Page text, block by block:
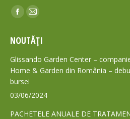
Find us on:
Facebook
opens
in
new
window
Mail
opens
in
new
NOUTĂȚI
Glissando Garden Center –
Home & Garden din România –
bursei
03/06/2024
PACHETELE ANUALE DE